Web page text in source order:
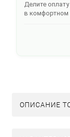
Делите оплату
в комфортном
ОПИСАНИЕ